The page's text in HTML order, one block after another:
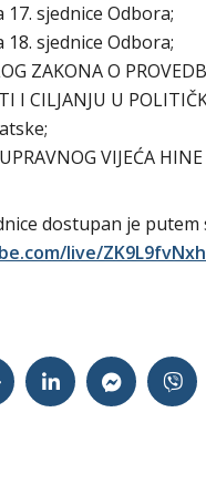
sjednice Odbora;
sjednice Odbora;
ZAKONA O
I CILJANJU U
UPRAVNOG VIJEĆA
dostupan je
live/